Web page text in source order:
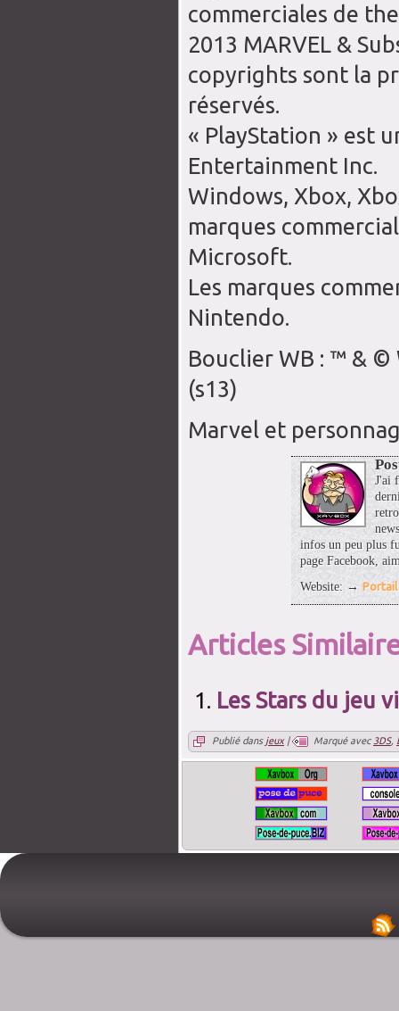
commerciales de
2013 MARVEL &
copyrights sont la
réservés.
« PlayStation » est
Entertainment Inc.
Windows, Xbox,
marques
Microsoft.
Les marques
Nintendo.
Bouclier WB : ™ & ©
(s13)
Marvel et
J'ai
infos un peu plus
page Facebook,
Website: →
Articles
Les Stars du jeu
Publié dans jeux| Marqué avec 3DS,